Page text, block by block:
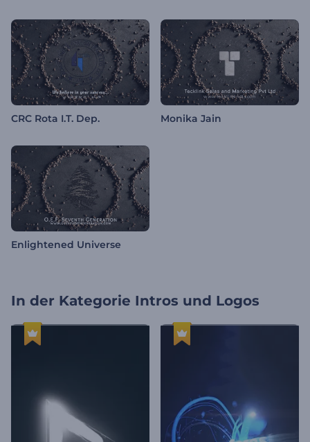
CRC Rota I.T. Dep. Monika Jain
Enlightened Universe
In der Kategorie Intros und Logos